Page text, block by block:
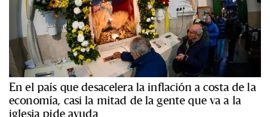
En el país que desacelera la inflación a costa de la
economía, casi la mitad de la gente que va a la
iglesia pide ayuda